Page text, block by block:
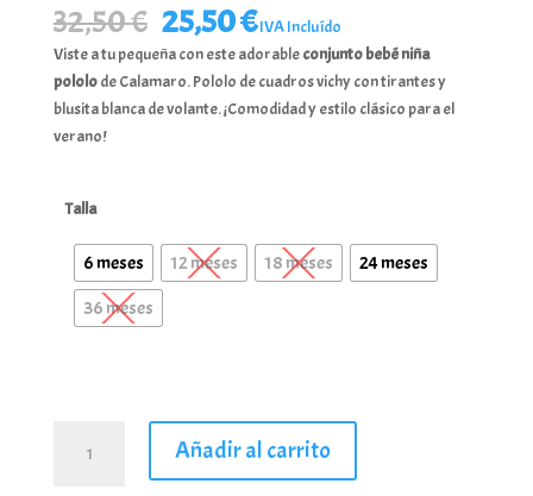
32,50€ El
precio
original
era:
25,50€El
precio
actual
es:
25,50 €.
IVA Incluído
Viste a tu pequeña con este adorableconjunto bebé niña
pololode Calamaro. Pololo de cuadros vichy con tirantes y
blusita blanca de volante. ¡Comodidad y estilo clásico para el
verano!
Talla
6 meses 12 meses 18 meses
24 meses
36 meses
Añadir al carrito